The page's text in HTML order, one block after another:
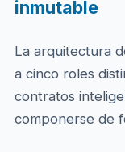
inmutable
La arquitectura
a cinco roles
contratos
componerse de